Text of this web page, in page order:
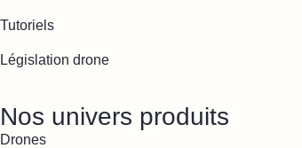
Tutoriels
Législation drone
Nos univers produits
Drones